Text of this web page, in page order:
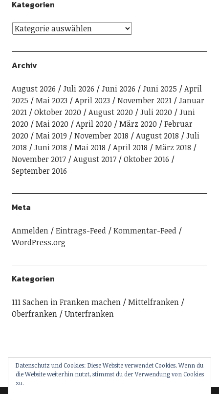
Kategorien
Archiv
August 2026 Juli 2026 Juni 2026 Juni 2025
April
2025
Mai 2023 April 2023 November 2021
Januar
2021
Oktober 2020 August 2020 Juli 2020
Juni
2020
Mai 2020 April 2020 März 2020
Februar
2020
Mai 2019 November 2018 August 2018
Juli
2018
Juni 2018 Mai 2018 April 2018
März 2018
November 2017
August 2017
Oktober 2016
September 2016
Meta
Anmelden Eintrags-Feed
Kommentar-Feed
WordPress.org
Kategorien
111 Sachen in Franken machen
Mittelfranken
Oberfranken
Unterfranken
Datenschutz und Cookies: Diese Website verwendet Cookies. Wenn du
die Website weiterhin nutzt, stimmst du der Verwendung von Cookies
zu.